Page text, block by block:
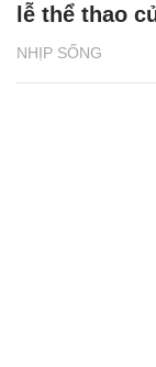
NHỊP SỐNG
lễ thể thao